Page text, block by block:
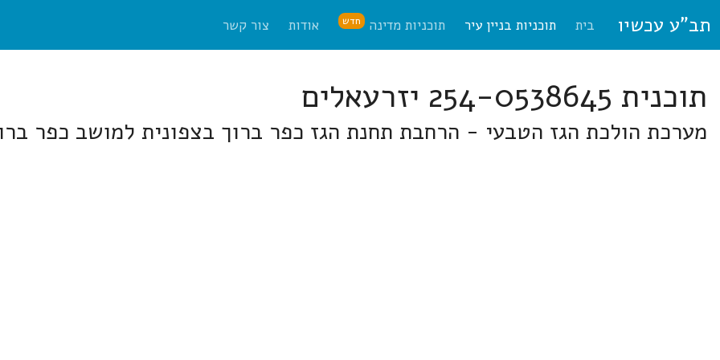
תב"ע עכשיו בית תוכניות בניין עיר תוכניות מדינה חדש אודות צור קשר
תוכנית 254-0538645 יזרעאלים
מערכת הולכת הגז הטבעי - הרחבת תחנת הגז כפר ברוך בצפונית למושב כפר